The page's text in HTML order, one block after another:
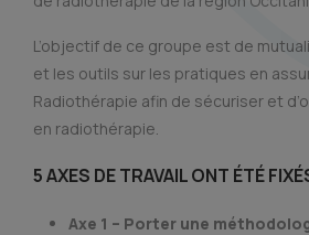
L’objectif de ce groupe est de
et les outils sur les pratiques en
Radiothérapie afin de sécuriser et
en radiothérapie.
5 AXES DE TRAVAIL ONT ÉTÉ
Axe 1 – Porter une